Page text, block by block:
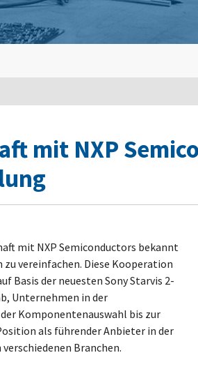
mit NXP
mit NXP Semiconductors bekannt
vereinfachen. Diese Kooperation
Basis der neuesten Sony Starvis 2-
Unternehmen in der
Komponentenauswahl bis zur
als führender Anbieter in der
Branchen.